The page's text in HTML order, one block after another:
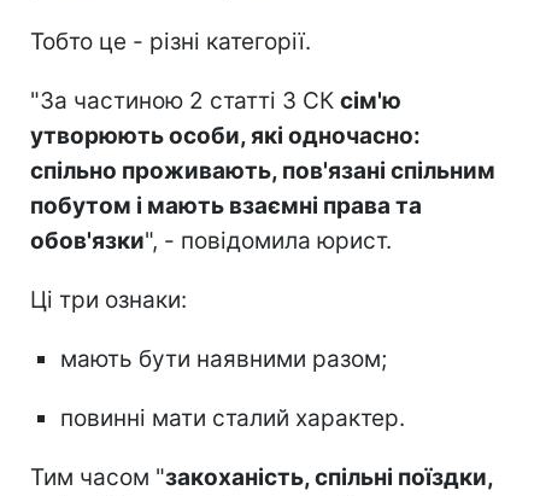
Тобто це - різні категорії.
"За частиною 2 статті 3 СК сім'ю
утворюють особи, які одночасно:
спільно проживають, пов'язані спільним
побутом і мають взаємні права та
обов'язки", - повідомила юрист.
Ці три ознаки:
мають бути наявними разом;
повинні мати сталий характер.
Тим часом "закоханість, спільні поїздки,